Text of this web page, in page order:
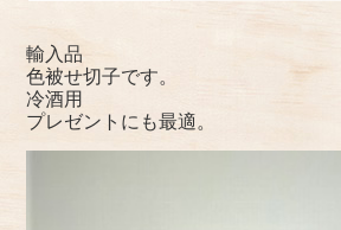
輸入品
色被せ切子です。
冷酒用
プレゼントにも最適。